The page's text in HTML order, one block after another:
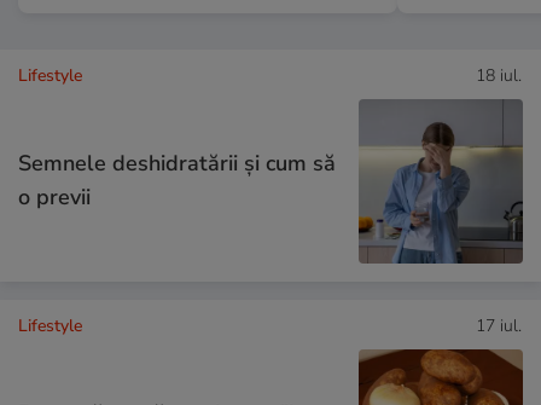
Lifestyle 18 iul.
Semnele deshidratării și cum să
o previi
Lifestyle 17 iul.